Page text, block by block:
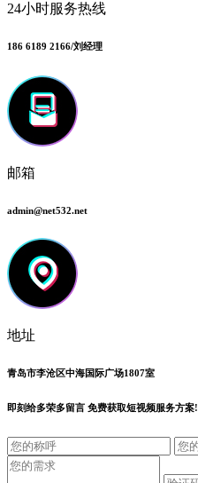
24小时服务热线
186 6189 2166/刘经理
邮箱
admin@net532.net
地址
青岛市李沧区中海国际广场1807室
即刻给多荣多留言 免费获取短视频服务方案!